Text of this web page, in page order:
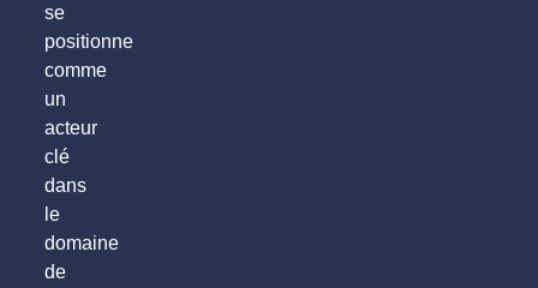
se
positionne
comme
un
acteur
clé
dans
le
domaine
de